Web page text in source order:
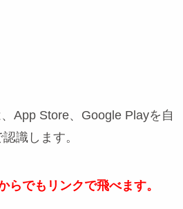
App Store、Google Playを自
識します。
らでもリンクで飛べます。